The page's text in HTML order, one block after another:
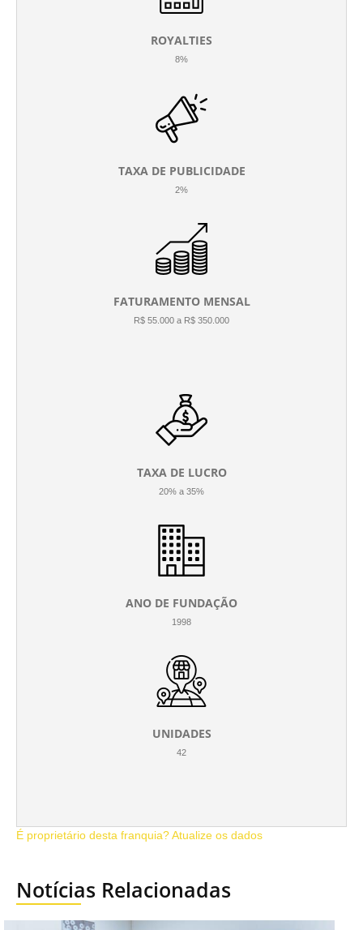
ROYALTIES
8%
TAXA DE PUBLICIDADE
2%
FATURAMENTO MENSAL
R$ 55.000 a R$ 350.000
TAXA DE LUCRO
20% a 35%
ANO DE FUNDAÇÃO
1998
UNIDADES
42
É proprietário desta franquia? Atualize os dados
Notícias Relacionadas